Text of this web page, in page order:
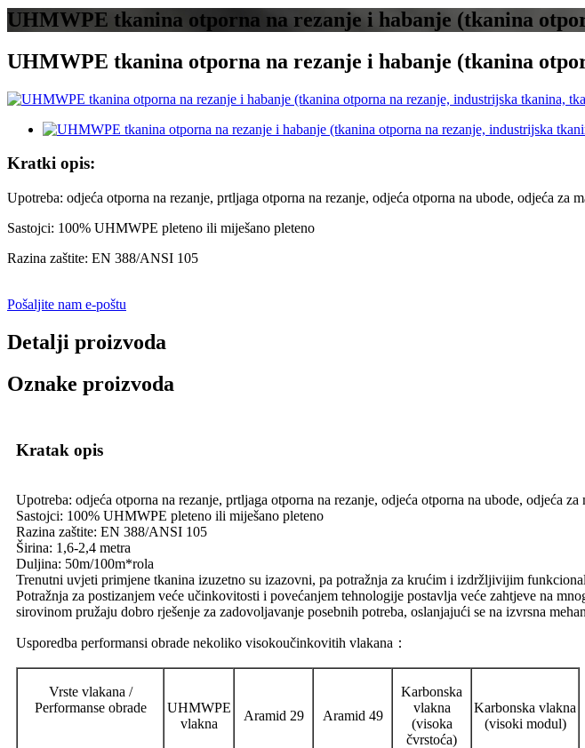
UHMWPE tkanina otporna na rezanje i habanje (tkanina
UHMWPE tkanina otporna na rezanje i habanje (tkanina
Kratki opis:
Upotreba: odjeća otporna na rezanje, prtljaga otporna na rezanje, odjeća otporna na ubode, odjeća za
Sastojci: 100% UHMWPE pleteno ili miješano pleteno
Razina zaštite: EN 388/ANSI 105
Pošaljite nam e-poštu
Detalji proizvoda
Oznake proizvoda
Kratak opis
Upotreba: odjeća otporna na rezanje, prtljaga otporna na rezanje, odjeća otporna na ubode, odjeća
Sastojci: 100% UHMWPE pleteno ili miješano pleteno
Razina zaštite: EN 388/ANSI 105
Širina: 1,6-2,4 metra
Duljina: 50m/100m*rola
Trenutni uvjeti primjene tkanina izuzetno su izazovni, pa potražnja za krućim i izdržljivijim
Potražnja za postizanjem veće učinkovitosti i povećanjem tehnologije postavlja veće zahtjeve na
sirovinom pružaju dobro rješenje za zadovoljavanje posebnih potreba, oslanjajući se na izvrsna
Usporedba performansi obrade nekoliko visokoučinkovitih vlakana：
Vrste vlakana /
Performanse obrade
UHMWPE
vlakna
Aramid 29 Aramid 49
Karbonska
vlakna
(visoka
čvrstoća)
Karbonska vlakna
(visoki modul)